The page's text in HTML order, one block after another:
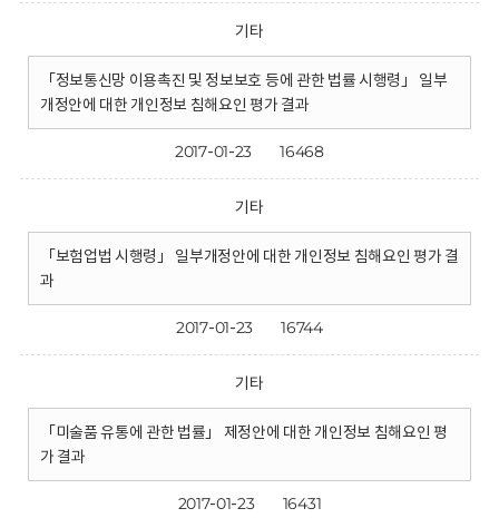
기타
「정보통신망 이용촉진 및 정보보호 등에 관한 법률 시행령」 일부
개정안에 대한 개인정보 침해요인 평가 결과
2017-01-23 16468
기타
「보험업법 시행령」 일부개정안에 대한 개인정보 침해요인 평가 결
과
2017-01-23 16744
기타
「미술품 유통에 관한 법률」 제정안에 대한 개인정보 침해요인 평
가 결과
2017-01-23 16431